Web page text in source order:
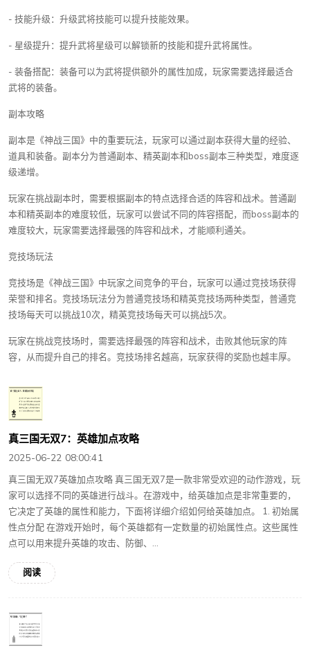
- 技能升级：升级武将技能可以提升技能效果。
- 星级提升：提升武将星级可以解锁新的技能和提升武将属性。
- 装备搭配：装备可以为武将提供额外的属性加成，玩家需要选择最适合
武将的装备。
副本攻略
副本是《神战三国》中的重要玩法，玩家可以通过副本获得大量的经验、
道具和装备。副本分为普通副本、精英副本和boss副本三种类型，难度逐
级递增。
玩家在挑战副本时，需要根据副本的特点选择合适的阵容和战术。普通副
本和精英副本的难度较低，玩家可以尝试不同的阵容搭配，而boss副本的
难度较大，玩家需要选择最强的阵容和战术，才能顺利通关。
竞技场玩法
竞技场是《神战三国》中玩家之间竞争的平台，玩家可以通过竞技场获得
荣誉和排名。竞技场玩法分为普通竞技场和精英竞技场两种类型，普通竞
技场每天可以挑战10次，精英竞技场每天可以挑战5次。
玩家在挑战竞技场时，需要选择最强的阵容和战术，击败其他玩家的阵
容，从而提升自己的排名。竞技场排名越高，玩家获得的奖励也越丰厚。
真三国无双7：英雄加点攻略
2025-06-22 08:00:41
真三国无双7英雄加点攻略 真三国无双7是一款非常受欢迎的动作游戏，玩
家可以选择不同的英雄进行战斗。在游戏中，给英雄加点是非常重要的，
它决定了英雄的属性和能力，下面将详细介绍如何给英雄加点。 1. 初始属
性点分配 在游戏开始时，每个英雄都有一定数量的初始属性点。这些属性
点可以用来提升英雄的攻击、防御、...
阅读